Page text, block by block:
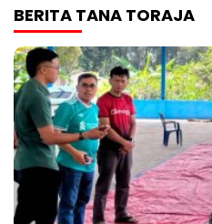
BERITA TANA TORAJA